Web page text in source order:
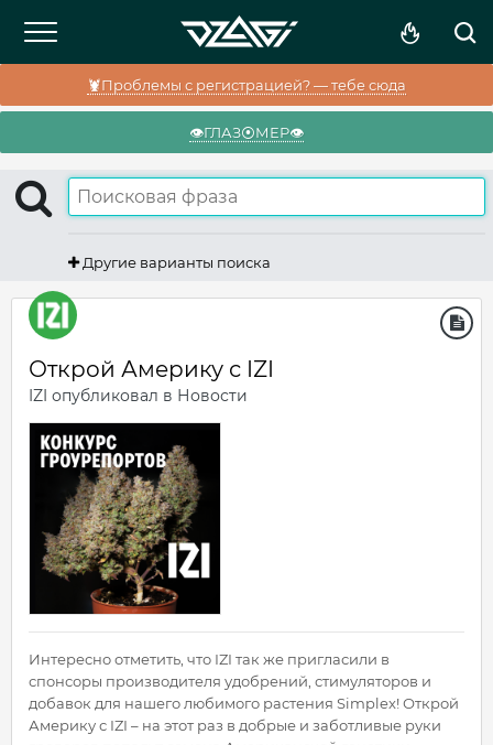
🦞Проблемы с регистрацией? — тебе сюда
👁️ГЛАЗ⦿МЕР👁️
Другие варианты поиска
Открой Америку с IZI
IZI опубликовал в Новости
Интересно отметить, что IZI так же пригласили в
спонсоры производителя удобрений, стимуляторов и
добавок для нашего любимого растения Simplex! Открой
Америку с IZI – на этот раз в добрые и заботливые руки